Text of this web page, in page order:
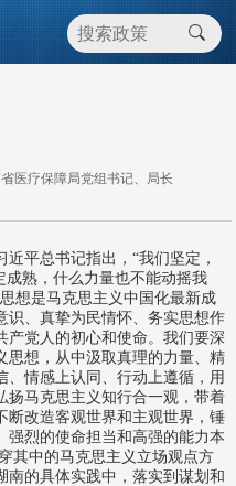
医疗保障局党组书记、局长
近平总书记指出，“我们坚定，
成熟，什么力量也不能动摇我
想是马克思主义中国化最新成
识、真挚为民情怀、务实思想作
产党人的初心和使命。我们要深
思想，从中汲取真理的力量、精
、情感上认同、行动上遵循，用
扬马克思主义知行合一观，带着
断改造客观世界和主观世界，锤
强烈的使命担当和高强的能力本
其中的马克思主义立场观点方
南的具体实践中，落实到谋划和